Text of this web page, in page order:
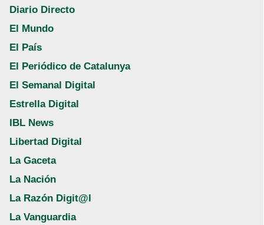
Diario Directo
El Mundo
El País
El Periódico de Catalunya
El Semanal Digital
Estrella Digital
IBL News
Libertad Digital
La Gaceta
La Nación
La Razón Digit@l
La Vanguardia